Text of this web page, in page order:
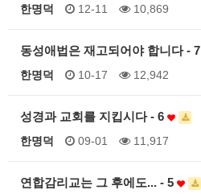
한명덕 12-11 10,869
동성애법은 재고되어야 합니다 - 7
한명덕 10-17 12,942
성경과 교회를 지킵시다 - 6
한명덕 09-01 11,917
연합감리교는 그 후에도... - 5